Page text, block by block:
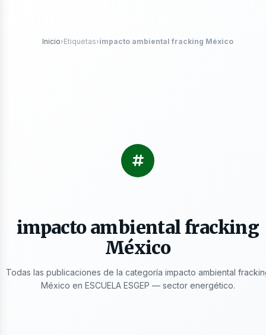
Inicio›Etiquetas›impacto ambiental fracking México
impacto ambiental fracking
México
Todas las publicaciones de la categoría impacto ambiental
México en ESCUELA ESGEP — sector energético.